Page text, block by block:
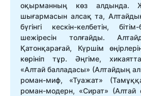
оқырманның көз алдында.
шығармасын алсақ та,
бүгінгі кескін-келбетін,
шежіресін толғайды.
Қатонқарағай, Күршім
көрініп тұр. Әңгіме,
«Алтай балладасы» (Алтайдың
роман-миф, «Туажат»
роман-модерн, «Сират» (Алтай